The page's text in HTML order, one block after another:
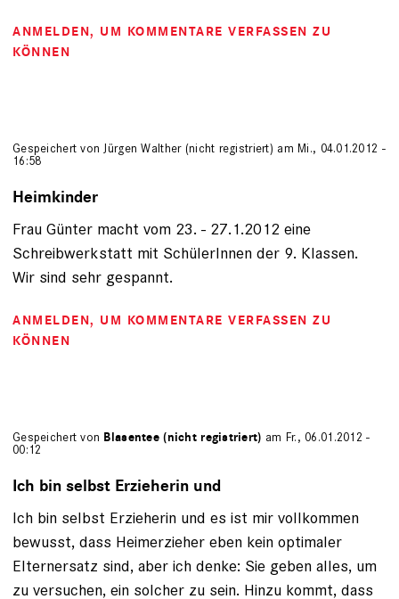
ANMELDEN, UM KOMMENTARE VERFASSEN ZU
KÖNNEN
Gespeichert von Jürgen Walther (nicht registriert) am Mi., 04.01.2012 -
16:58
Heimkinder
Frau Günter macht vom 23. - 27.1.2012 eine
Schreibwerkstatt mit SchülerInnen der 9. Klassen.
Wir sind sehr gespannt.
ANMELDEN, UM KOMMENTARE VERFASSEN ZU
KÖNNEN
Gespeichert von Blasentee (nicht registriert) am Fr., 06.01.2012 -
00:12
Ich bin selbst Erzieherin und
Ich bin selbst Erzieherin und es ist mir vollkommen
bewusst, dass Heimerzieher eben kein optimaler
Elternersatz sind, aber ich denke: Sie geben alles, um
zu versuchen, ein solcher zu sein. Hinzu kommt, dass